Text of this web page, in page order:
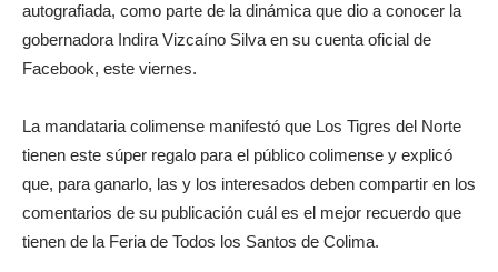
autografiada, como parte de la dinámica que dio a conocer la
gobernadora Indira Vizcaíno Silva en su cuenta oficial de
Facebook, este viernes.
La mandataria colimense manifestó que Los Tigres del Norte
tienen este súper regalo para el público colimense y explicó
que, para ganarlo, las y los interesados deben compartir en los
comentarios de su publicación cuál es el mejor recuerdo que
tienen de la Feria de Todos los Santos de Colima.